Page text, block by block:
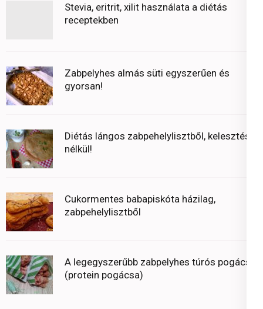
Stevia, eritrit, xilit használata a diétás
receptekben
Zabpelyhes almás süti egyszerűen és
gyorsan!
Diétás lángos zabpehelylisztből, kelesztés
nélkül!
Cukormentes babapiskóta házilag,
zabpehelylisztből
A legegyszerűbb zabpelyhes túrós pogácsa
(protein pogácsa)